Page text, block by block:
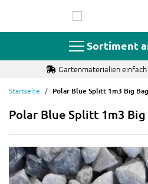
springen
Sortiment
Gartenmaterialien
Startseite Polar Blue Splitt 1m3 Big
Polar Blue Splitt 1m3 Big